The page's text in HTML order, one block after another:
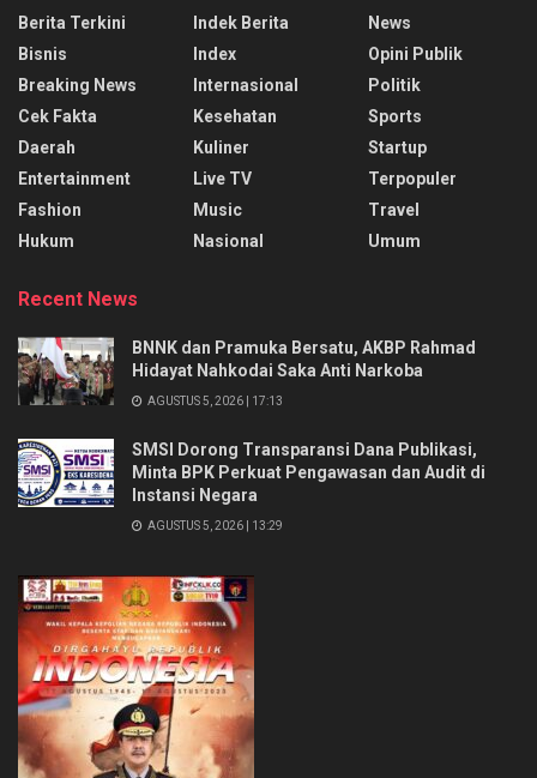
Berita Terkini
Bisnis
Breaking News
Cek Fakta
Daerah
Entertainment
Fashion
Hukum
Indek Berita
Index
Internasional
Kesehatan
Kuliner
Live TV
Music
Nasional
News
Opini Publik
Politik
Sports
Startup
Terpopuler
Travel
Umum
Recent News
BNNK dan Pramuka Bersatu, AKBP Rahmad
Hidayat Nahkodai Saka Anti Narkoba
AGUSTUS 5, 2026 | 17:13
SMSI Dorong Transparansi Dana Publikasi,
Minta BPK Perkuat Pengawasan dan Audit di
Instansi Negara
AGUSTUS 5, 2026 | 13:29